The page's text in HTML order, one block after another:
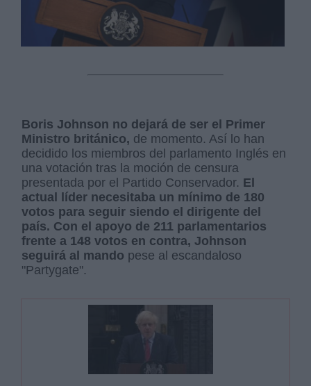
Boris Johnson no dejará de ser el Primer
Ministro británico, de momento. Así lo han
decidido los miembros del parlamento Inglés en
una votación tras la moción de censura
presentada por el Partido Conservador. El
actual líder necesitaba un mínimo de 180
votos para seguir siendo el dirigente del
país. Con el apoyo de 211 parlamentarios
frente a 148 votos en contra, Johnson
seguirá al mando pese al escandaloso
"Partygate".